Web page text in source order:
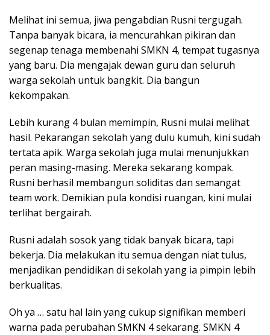
Melihat ini semua, jiwa pengabdian Rusni tergugah.
Tanpa banyak bicara, ia mencurahkan pikiran dan
segenap tenaga membenahi SMKN 4, tempat tugasnya
yang baru. Dia mengajak dewan guru dan seluruh
warga sekolah untuk bangkit. Dia bangun
kekompakan.
Lebih kurang 4 bulan memimpin, Rusni mulai melihat
hasil. Pekarangan sekolah yang dulu kumuh, kini sudah
tertata apik. Warga sekolah juga mulai menunjukkan
peran masing-masing. Mereka sekarang kompak.
Rusni berhasil membangun soliditas dan semangat
team work. Demikian pula kondisi ruangan, kini mulai
terlihat bergairah.
Rusni adalah sosok yang tidak banyak bicara, tapi
bekerja. Dia melakukan itu semua dengan niat tulus,
menjadikan pendidikan di sekolah yang ia pimpin lebih
berkualitas.
Oh ya … satu hal lain yang cukup signifikan memberi
warna pada perubahan SMKN 4 sekarang. SMKN 4